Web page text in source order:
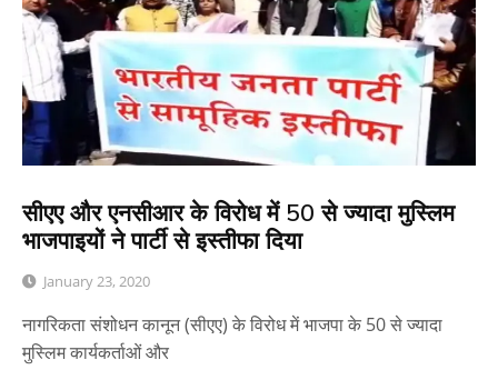
सीएए और एनसीआर के विरोध में 50 से ज्यादा मुस्लिम
भाजपाइयों ने पार्टी से इस्तीफा दिया
January 23, 2020
नागरिकता संशोधन कानून (सीएए) के विरोध में भाजपा के 50 से ज्यादा
मुस्लिम कार्यकर्ताओं और